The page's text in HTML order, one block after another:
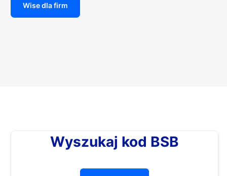
Wise dla firm
Wyszukaj kod BSB